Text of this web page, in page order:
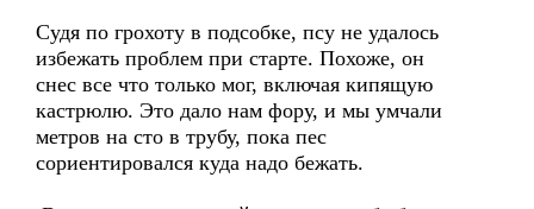
Судя по грохоту в подсобке, псу не удалось
избежать проблем при старте. Похоже, он
снес все что только мог, включая кипящую
кастрюлю. Это дало нам фору, и мы умчали
метров на сто в трубу, пока пес
сориентировался куда надо бежать.